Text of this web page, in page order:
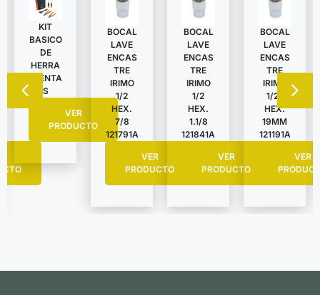
KIT
BASICO
DE
HERRA
MIENTA
S
VER
PRODUCTO
BOCAL
LAVE
ENCAS
TRE
IRIMO
1/2
HEX.
7/8
121791A
VER
PRODUCTO
BOCAL
LAVE
ENCAS
TRE
IRIMO
1/2
HEX.
1.1/8
121841A
VER
PRODUCTO
BOCAL
LAVE
ENCAS
TRE
IRIMO
1/2″
HEX.
19MM
121191A
VER